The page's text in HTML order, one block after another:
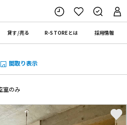
貸す/売る R-STOREとは 採用情報
間取り表示
室のみ